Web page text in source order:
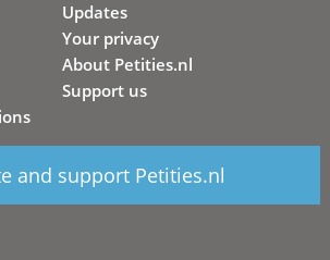
Updates
Your privacy
About Petities.nl
Support us
and support Petities.nl